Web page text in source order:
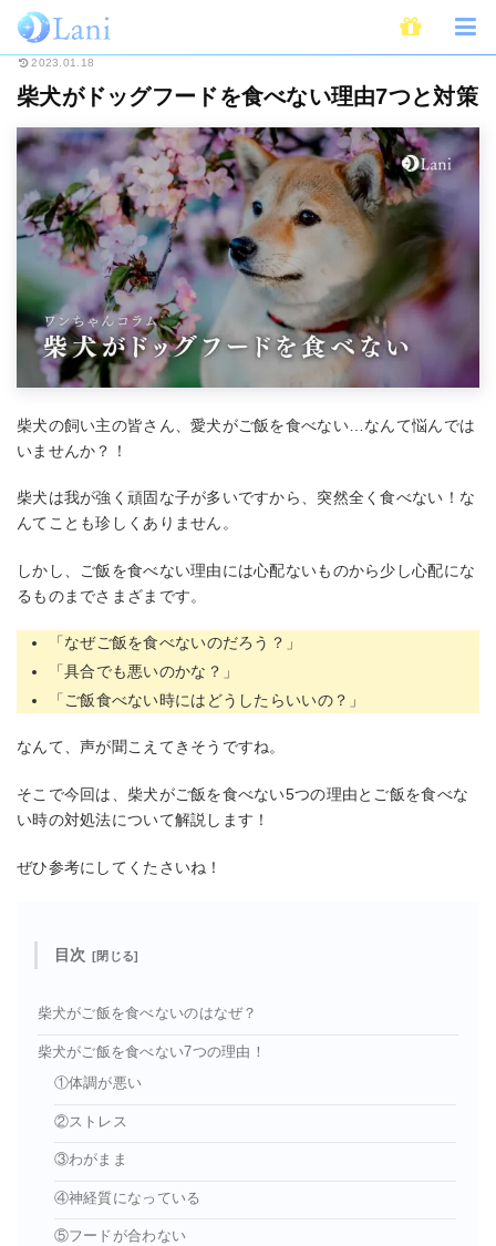
ホーム ライフスタイル 柴犬がドッグフードを食べない理由
2023.01.18
柴犬がドッグフードを食べない理由7つと対策
柴犬の飼い主の皆さん、愛犬がご飯を食べない…なんて悩んでは
いませんか？！
柴犬は我が強く頑固な子が多いですから、突然全く食べない！な
んてことも珍しくありません。
しかし、ご飯を食べない理由には心配ないものから少し心配にな
るものまでさまざまです。
「なぜご飯を食べないのだろう？」
「具合でも悪いのかな？」
「ご飯食べない時にはどうしたらいいの？」
なんて、声が聞こえてきそうですね。
そこで今回は、柴犬がご飯を食べない5つの理由とご飯を食べな
い時の対処法について解説します！
ぜひ参考にしてくたさいね！
目次
柴犬がご飯を食べないのはなぜ？
柴犬がご飯を食べない7つの理由！
①体調が悪い
②ストレス
③わがまま
④神経質になっている
⑤フードが合わない